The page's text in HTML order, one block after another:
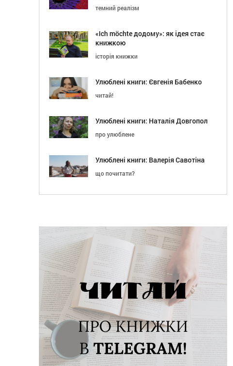
темний реалізм
«Ich möchte додому»: як ідея стає
книжкою
історія книжки
Улюблені книги: Євгенія Бабенко
читай!
Улюблені книги: Наталія Довгопол
про улюблене
Улюблені книги: Валерія Савотіна
що почитати?